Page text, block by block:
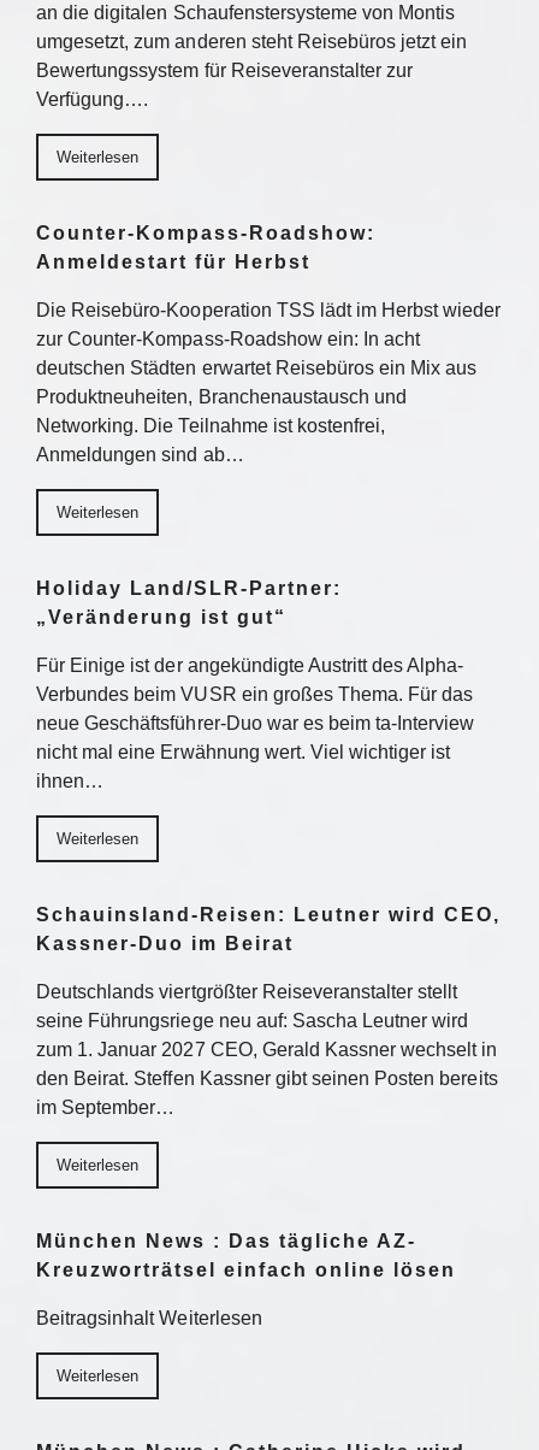
an die digitalen Schaufenstersysteme von Montis
umgesetzt, zum anderen steht Reisebüros jetzt ein
Bewertungssystem für Reiseveranstalter zur
Verfügung….
Weiterlesen
Counter-Kompass-Roadshow:
Anmeldestart für Herbst
Die Reisebüro-Kooperation TSS lädt im Herbst wieder
zur Counter-Kompass-Roadshow ein: In acht
deutschen Städten erwartet Reisebüros ein Mix aus
Produktneuheiten, Branchenaustausch und
Networking. Die Teilnahme ist kostenfrei,
Anmeldungen sind ab…
Weiterlesen
Holiday Land/SLR-Partner:
„Veränderung ist gut“
Für Einige ist der angekündigte Austritt des Alpha-
Verbundes beim VUSR ein großes Thema. Für das
neue Geschäftsführer-Duo war es beim ta-Interview
nicht mal eine Erwähnung wert. Viel wichtiger ist
ihnen…
Weiterlesen
Schauinsland-Reisen: Leutner wird CEO,
Kassner-Duo im Beirat
Deutschlands viertgrößter Reiseveranstalter stellt
seine Führungsriege neu auf: Sascha Leutner wird
zum 1. Januar 2027 CEO, Gerald Kassner wechselt in
den Beirat. Steffen Kassner gibt seinen Posten bereits
im September…
Weiterlesen
München News : Das tägliche AZ-
Kreuzworträtsel einfach online lösen
Beitragsinhalt Weiterlesen
Weiterlesen